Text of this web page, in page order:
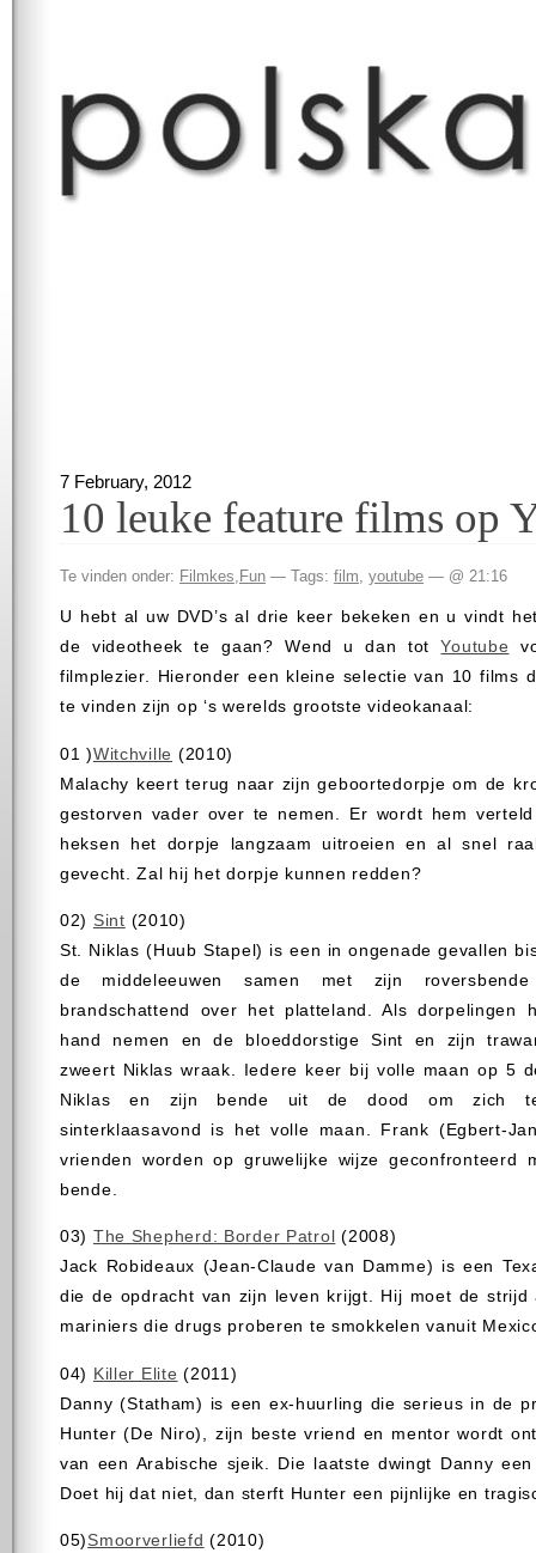
7 February, 2012
10 leuke feature films op
Te vinden onder: Filmkes Fun — Tags: film youtube — @ 21:16
U hebt al uw DVD’s al drie keer bekeken en u vindt
de videotheek te gaan? Wend u dan totYoutube
filmplezier. Hieronder een kleine selectie van 10 films
te vinden zijn op ‘s werelds grootste videokanaal:
01 )Witchville (2010)
Malachy keert terug naar zijn geboortedorpje om de
gestorven vader over te nemen. Er wordt hem
heksen het dorpje langzaam uitroeien en al snel
gevecht. Zal hij het dorpje kunnen redden?
02) Sint (2010)
St. Niklas (Huub Stapel) is een in ongenade gevallen
de middeleeuwen samen met zijn
brandschattend over het platteland. Als dorpelingen
hand nemen en de bloeddorstige Sint en zijn
zweert Niklas wraak. Iedere keer bij volle maan op 5
Niklas en zijn bende uit de dood om zich
sinterklaasavond is het volle maan. Frank (Egbert-
vrienden worden op gruwelijke wijze geconfronteerd
bende.
03) The Shepherd: Border Patrol (2008)
Jack Robideaux (Jean-Claude van Damme) is een
die de opdracht van zijn leven krijgt. Hij moet de strijd
mariniers die drugs proberen te smokkelen vanuit
04) Killer Elite (2011)
Danny (Statham) is een ex-huurling die serieus in de
Hunter (De Niro), zijn beste vriend en mentor wordt
van een Arabische sjeik. Die laatste dwingt Danny
Doet hij dat niet, dan sterft Hunter een pijnlijke en
05)Smoorverliefd (2010)